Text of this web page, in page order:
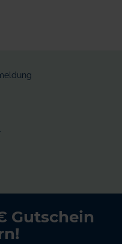
Gutschein